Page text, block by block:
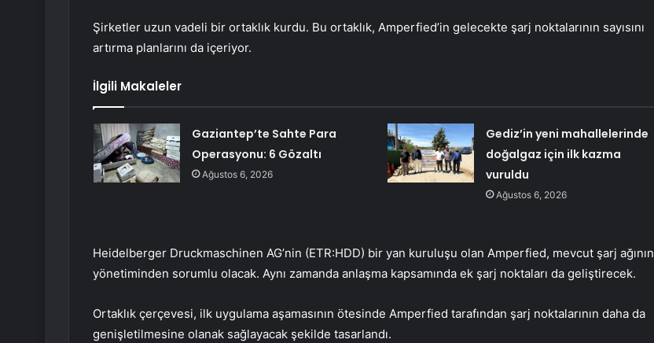
Şirketler uzun vadeli bir ortaklık kurdu. Bu ortaklık, Amperfied’in gelecekte şarj noktalarının sayısını
artırma planlarını da içeriyor.
İlgili Makaleler
Gaziantep’te Sahte Para
Operasyonu: 6 Gözaltı
Ağustos 6, 2026
Gediz’in yeni mahallelerinde
doğalgaz için ilk kazma
vuruldu
Ağustos 6, 2026
Heidelberger Druckmaschinen AG’nin (ETR:HDD) bir yan kuruluşu olan Amperfied, mevcut şarj ağının
yönetiminden sorumlu olacak. Aynı zamanda anlaşma kapsamında ek şarj noktaları da geliştirecek.
Ortaklık çerçevesi, ilk uygulama aşamasının ötesinde Amperfied tarafından şarj noktalarının daha da
genişletilmesine olanak sağlayacak şekilde tasarlandı.